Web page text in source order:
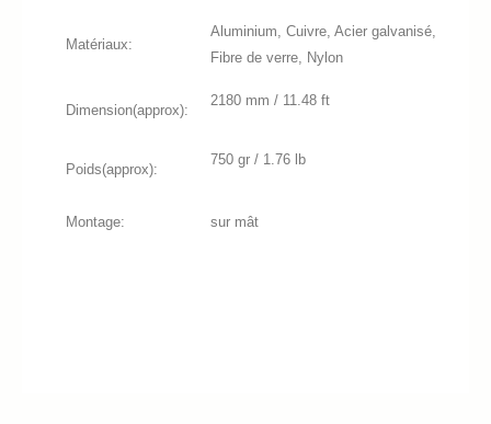
Matériaux:
Aluminium, Cuivre, Acier galvanisé,
Fibre de verre, Nylon
Dimension(approx):
2180 mm / 11.48 ft
Poids(approx):
750 gr / 1.76 lb
Montage: sur mât